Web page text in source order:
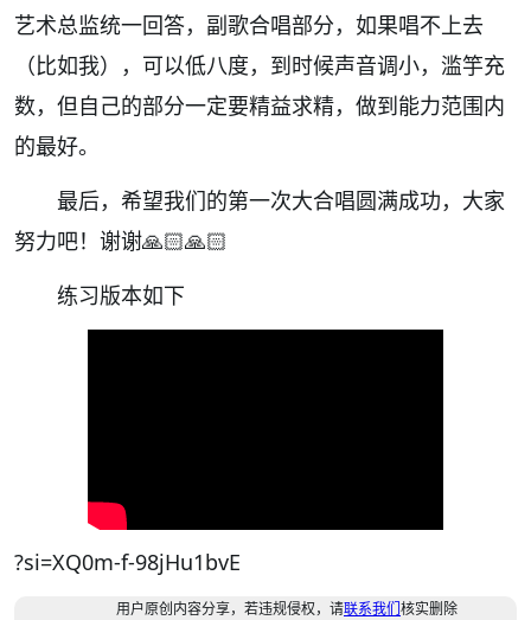
艺术总监统一回答，副歌合唱部分，如果唱不上去
（比如我），可以低八度，到时候声音调小，滥竽充
数，但自己的部分一定要精益求精，做到能力范围内
的最好。
最后，希望我们的第一次大合唱圆满成功，大家
努力吧！谢谢🙏🏻🙏🏻
练习版本如下
?si=XQ0m-f-98jHu1bvE
用户原创内容分享，若违规侵权，请联系我们核实删除